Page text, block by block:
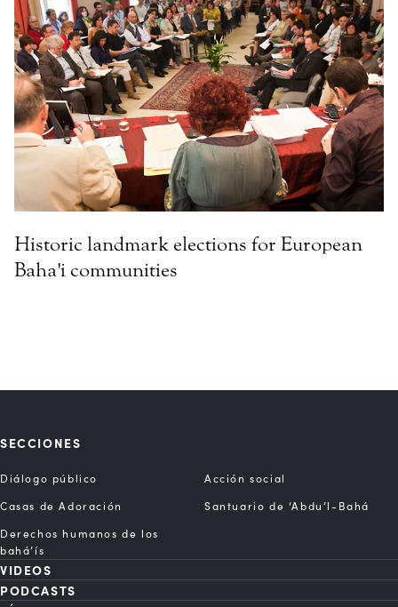
Historic landmark elections for European
Baha'i communities
SECCIONES
Diálogo público
Acción social
Casas de Adoración
Santuario de ‘Abdu’l-Bahá
Derechos humanos de los
bahá’ís
VIDEOS
PODCASTS